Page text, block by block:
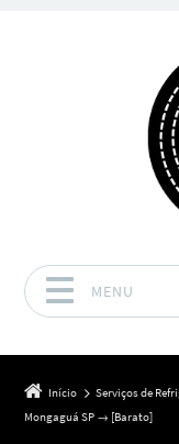
MENU
Início Serviços de
Mongaguá SP → [Barato]